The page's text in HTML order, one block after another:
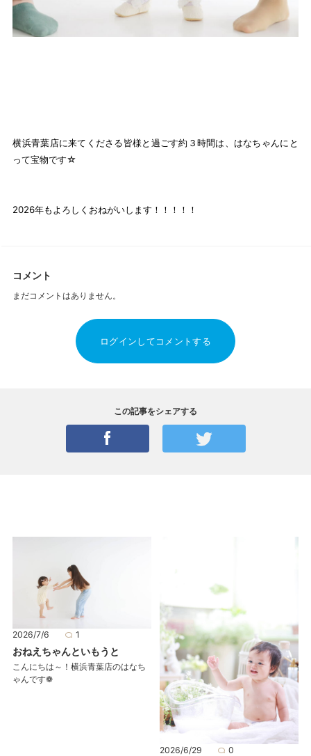
横浜青葉店に来てくださる皆様と過ごす約３時間は、はなちゃんにと
って宝物です☆
2026年もよろしくおねがいします！！！！！
コメント
まだコメントはありません。
ログインしてコメントする
この記事をシェアする
2026/7/6 1
おねえちゃんといもうと
こんにちは～！横浜青葉店のはなち
ゃんです❁
2026/6/29 0